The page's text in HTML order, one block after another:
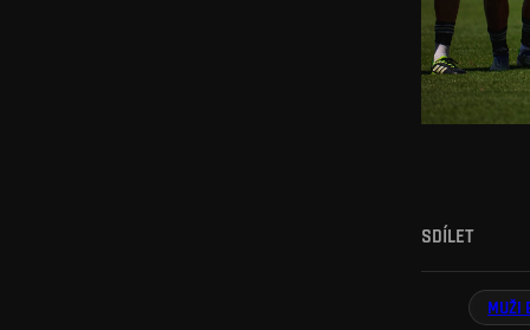
SDÍLET
MUŽI